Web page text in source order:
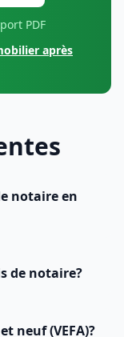
PDF
après
notaire en
de notaire?
neuf (VEFA)?